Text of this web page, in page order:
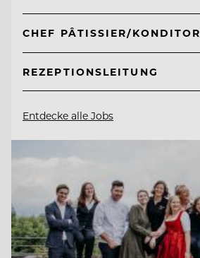
CHEF PÂTISSIER/KONDITOR
REZEPTIONSLEITUNG
Entdecke alle Jobs